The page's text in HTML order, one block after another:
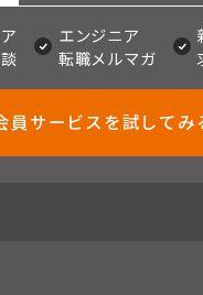
エンジニア
転職メルマガ
員サービスを試してみ